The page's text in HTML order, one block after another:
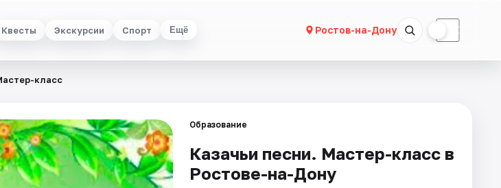
Квесты Экскурсии Спорт Ещё Ростов-на-Дону ☾
класс
Образование
Казачьи песни. Мастер-класс в
Ростове-на-Дону